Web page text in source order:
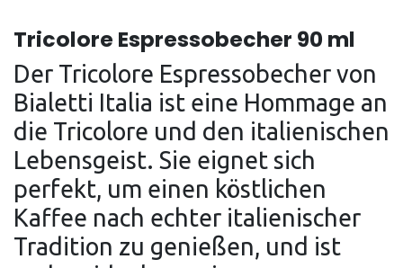
Tricolore Espressobecher 90 ml
Der Tricolore Espressobecher von
Bialetti Italia ist eine Hommage an
die Tricolore und den italienischen
Lebensgeist. Sie eignet sich
perfekt, um einen köstlichen
Kaffee nach echter italienischer
Tradition zu genießen, und ist